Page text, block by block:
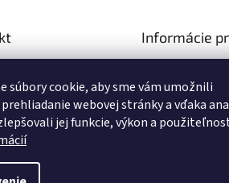
súbory cookie, aby sme vám umožnili
webovej stránky a vďaka
jej funkcie, výkon a
903 106 751
facebook.com/hifi
Informácie
Obchodné
Podmienky
údajov